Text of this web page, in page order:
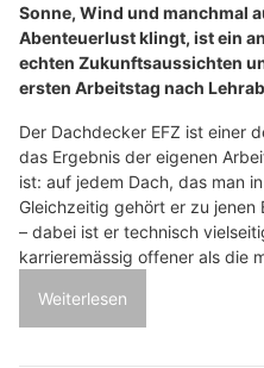
Sonne, Wind und manchmal
Abenteuerlust klingt, ist ein
echten Zukunftsaussichten
ersten Arbeitstag nach
Der Dachdecker EFZ ist einer
das Ergebnis der eigenen
ist: auf jedem Dach, das man
Gleichzeitig gehört er zu
– dabei ist er technisch
karrieremässig offener als die
Weiterlesen